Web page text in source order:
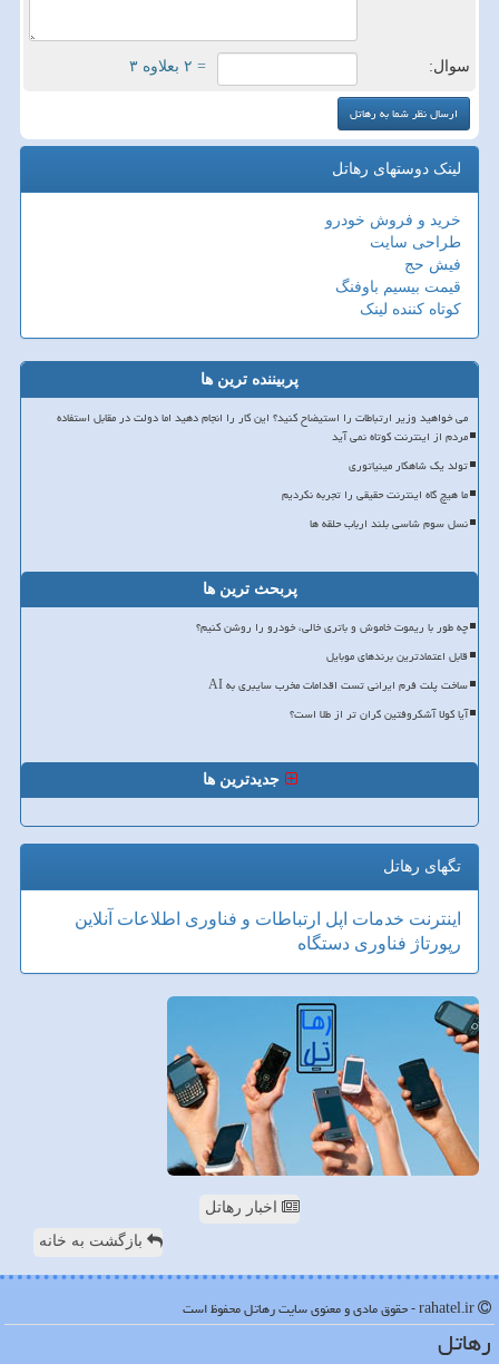
سوال: = ۲ بعلاوه ۳
لینک دوستهای رهاتل
خرید و فروش خودرو
طراحی سایت
فیش حج
قیمت بیسیم باوفنگ
کوتاه کننده لینک
پربیننده ترین ها
می خواهید وزیر ارتباطات را استیضاح کنید؟ این کار را انجام دهید اما دولت در مقابل استفاده
مردم از اینترنت کوتاه نمی آید
تولد یک شاهکار مینیاتوری
ما هیچ گاه اینترنت حقیقی را تجربه نکردیم
نسل سوم شاسی بلند ارباب حلقه ها
پربحث ترین ها
چه طور با ریموت خاموش و باتری خالی، خودرو را روشن کنیم؟
قابل اعتمادترین برندهای موبایل
ساخت پلت فرم ایرانی تست اقدامات مخرب سایبری به AI
آیا کولا آشکروفتین گران تر از طلا است؟
جدیدترین ها
تگهای رهاتل
اینترنت خدمات اپل ارتباطات و فناوری اطلاعات آنلاین
رپورتاژ فناوری دستگاه
اخبار رهاتل
بازگشت به خانه
رهاتل